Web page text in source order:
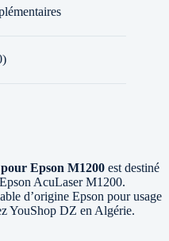
Epson M1200 est destiné
AcuLaser M1200.
d’origine Epson pour usage
YouShop DZ en Algérie.